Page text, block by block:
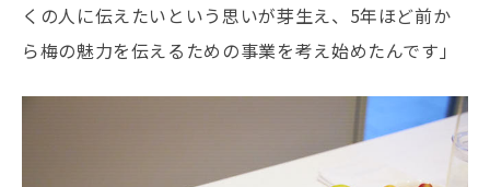
くの人に伝えたいという思いが芽生え、5年ほど前か
ら梅の魅力を伝えるための事業を考え始めたんです」